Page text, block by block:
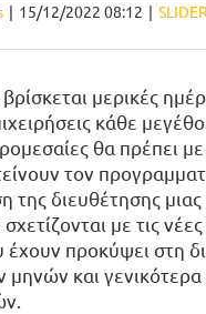
| 15/12/2022 08:12 | SLIDER
μερικές
κάθε
θα πρέπει με
τον
της διευθέτησης μιας
με τις νέες
έχουν προκύψει στη
μηνών και